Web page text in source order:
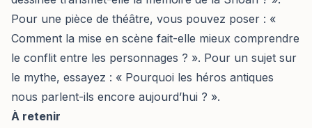
Pour une pièce de théâtre, vous pouvez poser : «
Comment la mise en scène fait-elle mieux comprendre
le conflit entre les personnages ? ». Pour un sujet sur
le mythe, essayez : « Pourquoi les héros antiques
nous parlent-ils encore aujourd’hui ? ».
À retenir